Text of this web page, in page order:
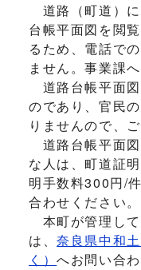
道路（町道）
台帳平面図を閲
るため、電話で
ません。事業課
道路台帳平面
のであり、官民
りませんので、
道路台帳平面
な人は、町道証
明手数料300円/
合わせください。
本町が管理して
は、奈良県中和
く）へお問い合